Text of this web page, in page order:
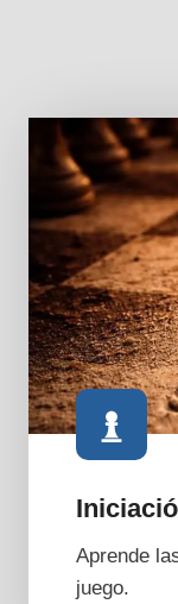
Aprende
juego.